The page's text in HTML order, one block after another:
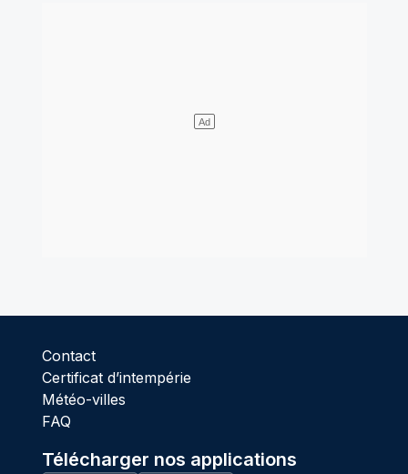
Contact
Certificat d’intempérie
Météo-villes
FAQ
Télécharger nos applications